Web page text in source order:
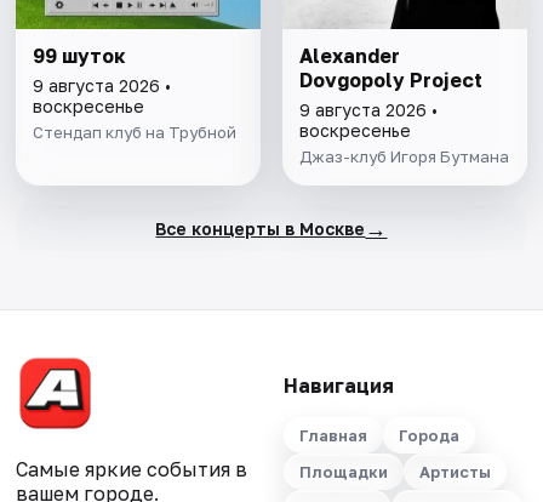
99 шуток
9 августа 2026 •
воскресенье
Стендап клуб на Трубной
Alexander
Dovgopoly Project
9 августа 2026 •
воскресенье
Джаз-клуб Игоря Бутмана
Все концерты в Москве →
Самые яркие события в
вашем городе.
Навигация
Главная
Города
Площадки
Артисты